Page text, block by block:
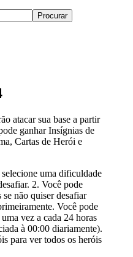
atacar sua base a partir
ganhar Insígnias de
Cartas de Herói e
uma dificuldade
2. Você pode
não quiser desafiar
Você pode
vez a cada 24 horas
à 00:00 diariamente).
para ver todos os heróis